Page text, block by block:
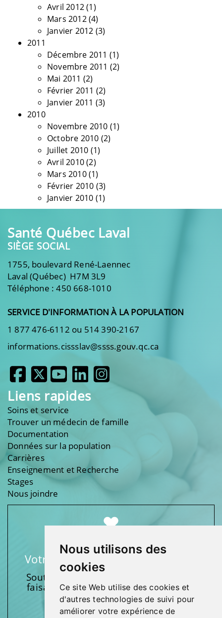
Nous utilisons des
cookies
Ce site Web utilise des cookies et
d'autres technologies de suivi pour
améliorer votre expérience de
Avril 2012(1)
Mars 2012(4)
Janvier 2012 (3)
2011
Décembre 2011 (1)
Novembre 2011 (2)
Mai 2011 (2)
Février 2011 (2)
Janvier 2011 (3)
2010
Novembre 2010 (1)
Octobre 2010 (2)
Juillet 2010 (1)
Avril 2010(2)
Mars 2010(1)
Février 2010 (3)
Janvier 2010 (1)
Santé Québec Laval
SIÈGE SOCIAL
1755, boulevard René-Laennec
Laval (Québec) H7M 3L9
Téléphone : 450 668-1010
SERVICE D'INFORMATION À LA POPULATION
1 877 476-6112 ou 514 390-2167
informations.cissslav@ssss.gouv.qc.ca
Liens rapides
Soins et service
Trouver un médecin de famille
Documentation
Données sur la population
Carrières
Enseignement et Recherche
Stages
Nous joindre
Votre soutien fait une différence
Soutenez l’une de nos fondations en
faisant un don et en participant aux
activités.
Donnez généreusement!